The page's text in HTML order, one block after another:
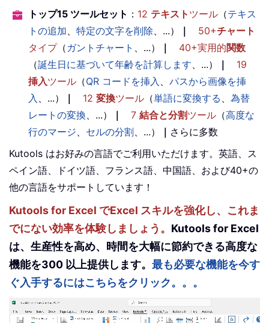
トップ15 ツールセット ： 12 テキスト ツール （テキス
トの追加、 特定の文字を削除、...） ｜ 50+チャート
タイプ（ ガントチャート 、...） ｜ 40+実用的関数
（誕生日に基づいて年齢を計算します、...） ｜
19
挿入ツール （QR コードを挿入 、 パスから画像を挿
入 、...） ｜ 12 変換ツール （単語に変換する 、 為替
レートの変換、...） ｜ 7 結合と分割ツール （高度な
行のマージ、 セルの分割、...） ｜ さらに多数
Kutools はお好みの言語でご利用いただけます。英語、ス
ペイン語、ドイツ語、フランス語、中国語、および40+の
他の言語をサポートしています！
Kutools for Excel でExcel スキルを強化し、これま
でにない効率を体験しましょう。 Kutools for Excel
は、生産性を高め、時間を大幅に節約できる高度な
機能を300 以上提供します。 最も必要な機能を今す
ぐ入手するにはこちらをクリック。。。